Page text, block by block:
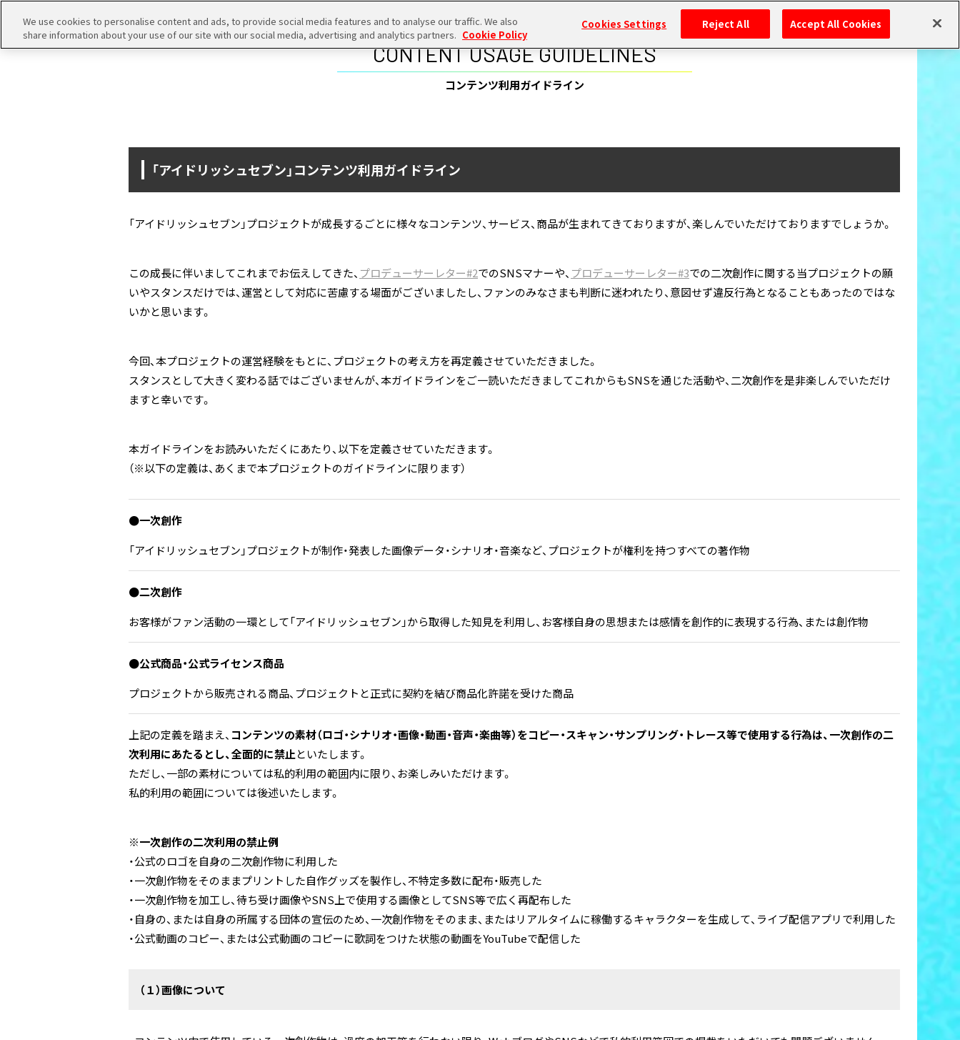
CONTENT USAGE GUIDELINES
コンテンツ利用ガイドライン
「アイドリッシュセブン」コンテンツ利用ガイドライン
「アイドリッシュセブン」プロジェクトが成長するごとに様々なコンテンツ、サービス、商品が生まれてきておりますが、楽しんでいただけておりますでしょうか。
この成長に伴いましてこれまでお伝えしてきた、 プロデューサーレター#2でのSNSマナーや、 プロデューサーレター#3での二次創作に関する当プロジェクトの願
いやスタンスだけでは、運営として対応に苦慮する場面がございましたし、ファンのみなさまも判断に迷われたり、意図せず違反行為となることもあったのではな
いかと思います。
今回、本プロジェクトの運営経験をもとに、プロジェクトの考え方を再定義させていただきました。
スタンスとして大きく変わる話ではございませんが、本ガイドラインをご一読いただきましてこれからもSNSを通じた活動や、二次創作を是非楽しんでいただけ
ますと幸いです。
本ガイドラインをお読みいただくにあたり、以下を定義させていただきます。
（※以下の定義は、あくまで本プロジェクトのガイドラインに限ります）
●一次創作
「アイドリッシュセブン」プロジェクトが制作・発表した画像データ・シナリオ・音楽など、プロジェクトが権利を持つすべての著作物
●二次創作
お客様がファン活動の一環として「アイドリッシュセブン」から取得した知見を利用し、お客様自身の思想または感情を創作的に表現する行為、または創作物
●公式商品・公式ライセンス商品
プロジェクトから販売される商品、プロジェクトと正式に契約を結び商品化許諾を受けた商品
上記の定義を踏まえ、 コンテンツの素材（ロゴ・シナリオ・画像・動画・音声・楽曲等）をコピー・スキャン・サンプリング・トレース等で使用する行為は、一次創作の二
次利用にあたるとし、全面的に禁止といたします。
ただし、一部の素材については私的利用の範囲内に限り、お楽しみいただけます。
私的利用の範囲については後述いたします。
※一次創作の二次利用の禁止例
・公式のロゴを自身の二次創作物に利用した
・一次創作物をそのままプリントした自作グッズを製作し、不特定多数に配布・販売した
・一次創作物を加工し、待ち受け画像やSNS上で使用する画像としてSNS等で広く再配布した
・自身の、または自身の所属する団体の宣伝のため、一次創作物をそのまま、またはリアルタイムに稼働するキャラクターを生成して、ライブ配信アプリで利用した
・公式動画のコピー、または公式動画のコピーに歌詞をつけた状態の動画をYouTubeで配信した
（１）画像について
We use cookies to personalise content and ads, to provide social media features and to analyse our traffic. We also
share information about your use of our site with our social media, advertising and analytics partners. Cookie Policy
Cookies Settings Reject All Accept All Cookies